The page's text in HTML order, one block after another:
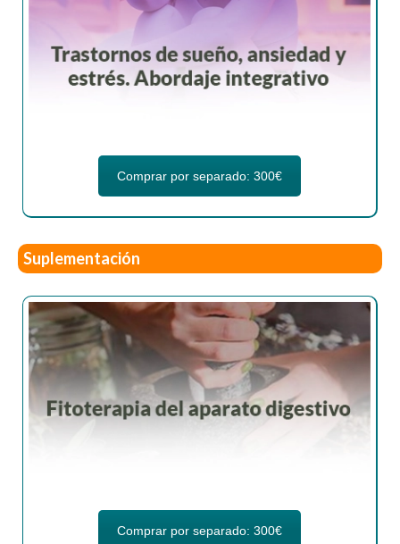
Comprar por separado: 300€
Suplementación
Comprar por separado: 300€